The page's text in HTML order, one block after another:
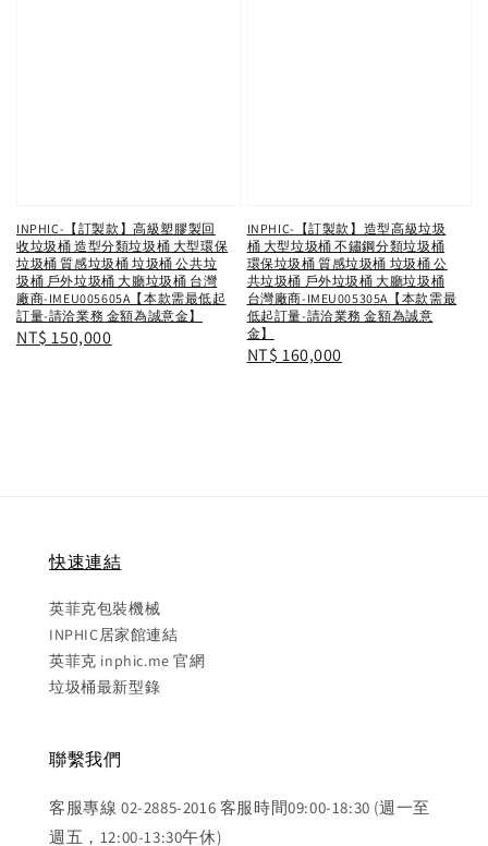
INPHIC-【訂製款】高級塑膠製回
收垃圾桶 造型分類垃圾桶 大型環保
垃圾桶 質感垃圾桶 垃圾桶 公共垃
圾桶 戶外垃圾桶 大廳垃圾桶 台灣
廠商-IMEU005605A【本款需最低起
訂量-請洽業務 金額為誠意金】
Regular
NT$ 150,000
INPHIC-【訂製款】造型高級垃圾
桶 大型垃圾桶 不鏽鋼分類垃圾桶
環保垃圾桶 質感垃圾桶 垃圾桶 公
共垃圾桶 戶外垃圾桶 大廳垃圾桶
台灣廠商-IMEU005305A【本款需最
低起訂量-請洽業務 金額為誠意
金】
Regular
NT$ 160,000
快速連結
英菲克包裝機械
INPHIC居家館連結
英菲克 inphic.me 官網
垃圾桶最新型錄
聯繫我們
客服專線 02-2885-2016 客服時間09:00-18:30 (週一至
週五，12:00-13:30午休)